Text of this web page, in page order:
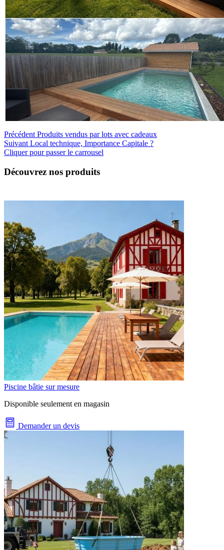
Précédent Produits vendus par lots avec cadeaux
Suivant Local technique, Importance Capitale ?
Cliquer pour passer le carrousel
Découvrez nos produits
Piscine bâtie sur mesure
Disponible seulement en magasin
Demander un devis